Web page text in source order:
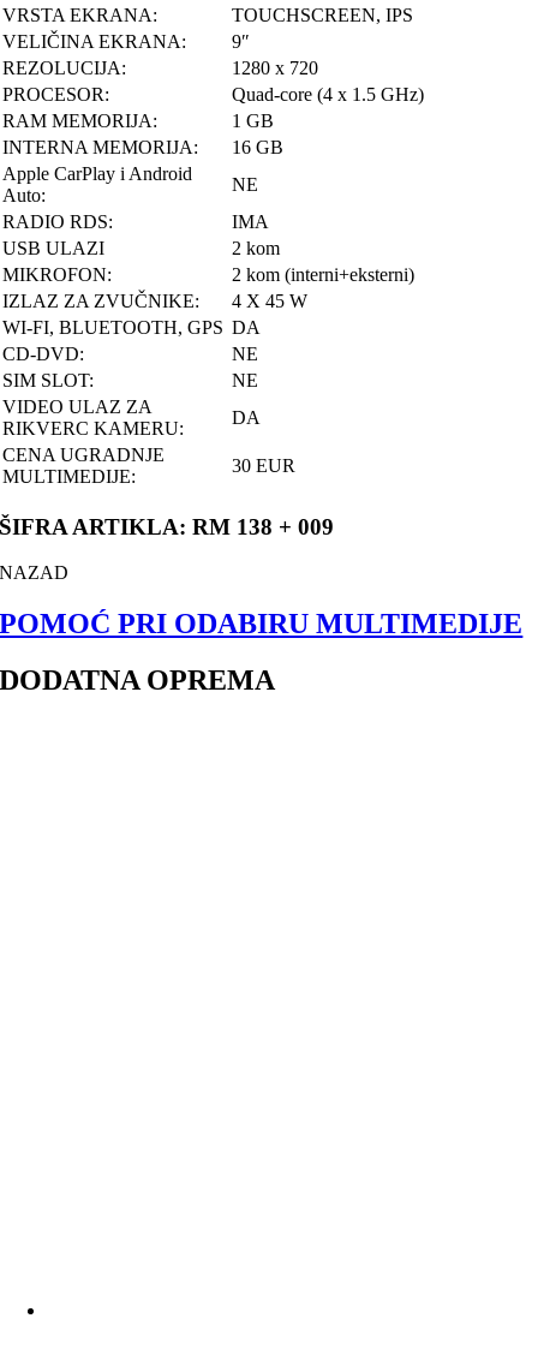
VRSTA EKRANA:
TOUCHSCREEN, IPS
VELIČINA EKRANA:
9″
REZOLUCIJA:
1280 x 720
PROCESOR:
Quad-core (4 x 1.5 GHz)
RAM MEMORIJA:
1 GB
INTERNA MEMORIJA:
16 GB
Apple CarPlay i Android
Auto:
NE
RADIO RDS:
IMA
USB ULAZI
2 kom
MIKROFON:
2 kom (interni+eksterni)
IZLAZ ZA ZVUČNIKE:
4 X 45 W
WI-FI, BLUETOOTH, GPS DA
CD-DVD:
NE
SIM SLOT:
NE
VIDEO ULAZ ZA
RIKVERC KAMERU:
DA
CENA UGRADNJE
MULTIMEDIJE:
30 EUR
ŠIFRA ARTIKLA: RM 138 + 009
NAZAD
POMOĆ PRI ODABIRU MULTIMEDIJE
DODATNA OPREMA